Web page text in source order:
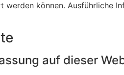
können. Ausführ­liche
auf dieser